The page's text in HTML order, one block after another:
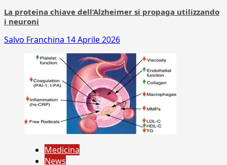
La proteina chiave dell’Alzheimer si propaga utilizzando
i neuroni
Salvo Franchina 14 Aprile 2026
Medicina
News